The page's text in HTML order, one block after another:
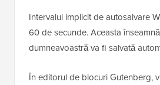
Intervalul implicit de autosalvare
60 de secunde. Aceasta
dumneavoastră va fi salvată
În editorul de blocuri Gutenberg,